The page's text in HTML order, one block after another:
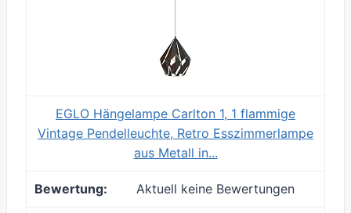
EGLO Hängelampe Carlton 1, 1 flammige
Vintage Pendelleuchte, Retro Esszimmerlampe
aus Metall in...
Aktuell keine Bewertungen